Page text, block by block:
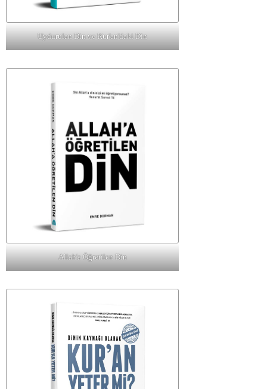
Uydurulan Din ve Kur'an'daki Din
Allah'a Öğretilen Din